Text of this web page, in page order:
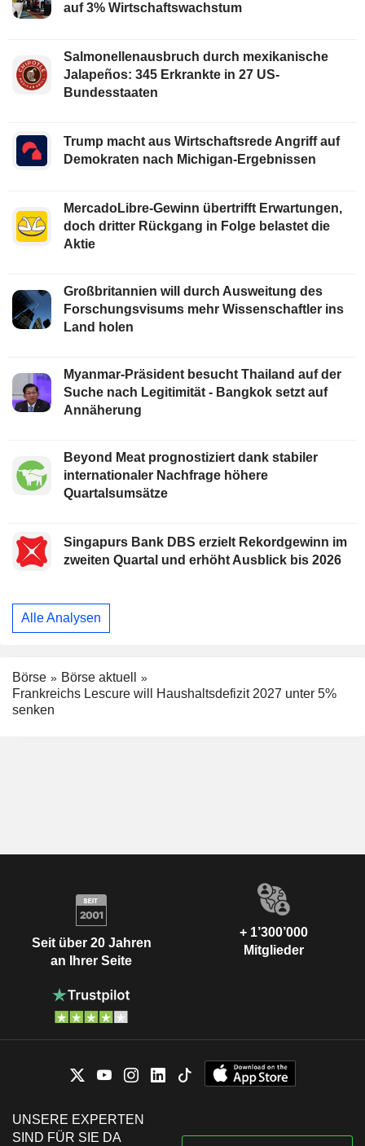
auf 3% Wirtschaftswachstum
Salmonellenausbruch durch mexikanische
Jalapeños: 345 Erkrankte in 27 US-
Bundesstaaten
Trump macht aus Wirtschaftsrede Angriff auf
Demokraten nach Michigan-Ergebnissen
MercadoLibre-Gewinn übertrifft Erwartungen,
doch dritter Rückgang in Folge belastet die
Aktie
Großbritannien will durch Ausweitung des
Forschungsvisums mehr Wissenschaftler ins
Land holen
Myanmar-Präsident besucht Thailand auf der
Suche nach Legitimität - Bangkok setzt auf
Annäherung
Beyond Meat prognostiziert dank stabiler
internationaler Nachfrage höhere
Quartalsumsätze
Singapurs Bank DBS erzielt Rekordgewinn im
zweiten Quartal und erhöht Ausblick bis 2026
Alle Analysen
Börse
Börse aktuell
Frankreichs Lescure will Haushaltsdefizit 2027 unter 5%
senken
Seit über 20 Jahren
an Ihrer Seite
+ 1’300’000
Mitglieder
UNSERE EXPERTEN
SIND FÜR SIE DA